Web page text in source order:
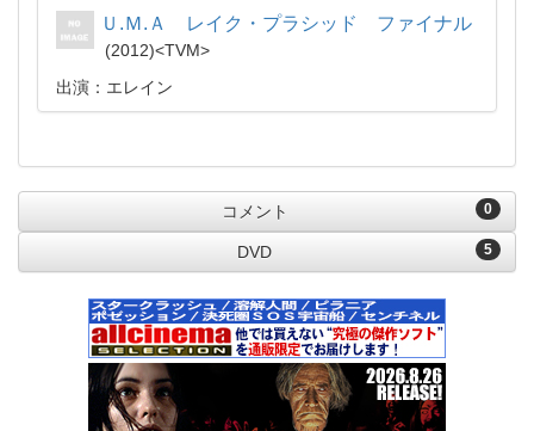
Ｕ.Ｍ.Ａ レイク・プラシッド ファイナル
2012
TVM
出演：エレイン
0
コメント
5
DVD